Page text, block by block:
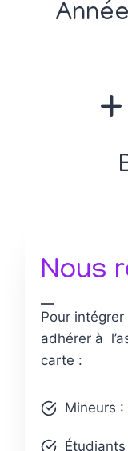
Nous
Pour intégrer
adhérer à
carte :
Mineurs :